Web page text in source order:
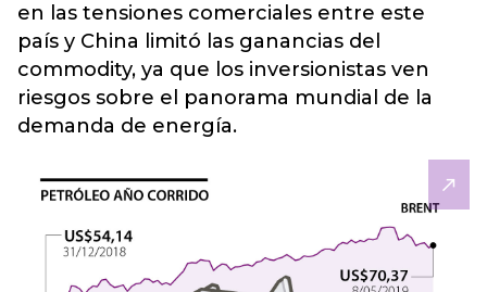
en las tensiones comerciales entre este
país y China limitó las ganancias del
commodity, ya que los inversionistas ven
riesgos sobre el panorama mundial de la
demanda de energía.